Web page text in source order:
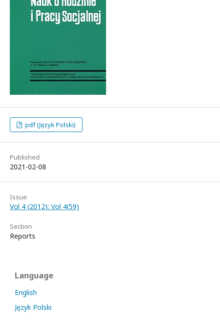
pdf (Język Polski)
Published
2021-02-08
Issue
Vol 4 (2012): Vol 4(59)
Section
Reports
Language
English
Język Polski